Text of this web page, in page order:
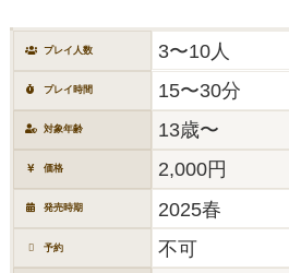
プレイ人数 3〜10人
プレイ時間 15〜30分
対象年齢 13歳〜
価格 2,000円
発売時期 2025春
予約 不可